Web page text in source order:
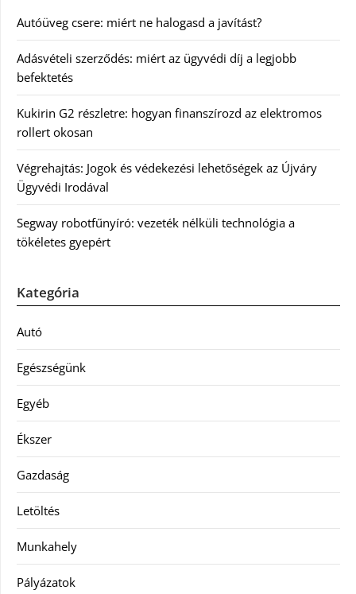
Autóüveg csere: miért ne halogasd a javítást?
Adásvételi szerződés: miért az ügyvédi díj a legjobb
befektetés
Kukirin G2 részletre: hogyan finanszírozd az elektromos
rollert okosan
Végrehajtás: Jogok és védekezési lehetőségek az Újváry
Ügyvédi Irodával
Segway robotfűnyíró: vezeték nélküli technológia a
tökéletes gyepért
Kategória
Autó
Egészségünk
Egyéb
Ékszer
Gazdaság
Letöltés
Munkahely
Pályázatok